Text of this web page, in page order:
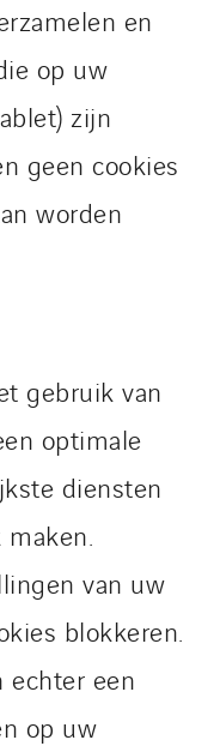
en
op uw
zijn
geen cookies
worden
gebruik van
optimale
diensten
van uw
blokkeren.
echter een
op uw